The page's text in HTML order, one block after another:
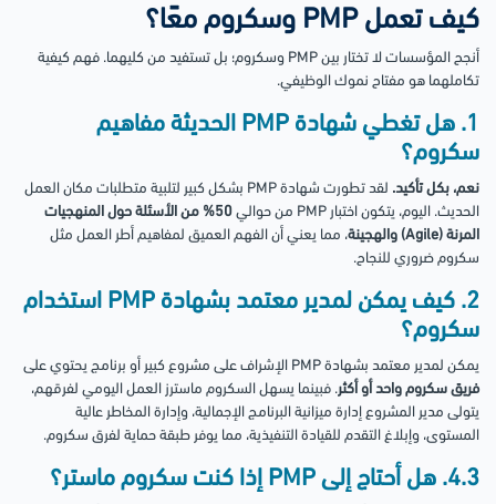
كيف تعمل PMP وسكروم معًا؟
أنجح المؤسسات لا تختار بين PMP وسكروم؛ بل تستفيد من كليهما. فهم كيفية
تكاملهما هو مفتاح نموك الوظيفي.
1. هل تغطي شهادة PMP الحديثة مفاهيم
سكروم؟
نعم، بكل تأكيد.
لقد تطورت شهادة PMP بشكل كبير لتلبية متطلبات مكان العمل
الحديث. اليوم، يتكون اختبار PMP من حوالي
50% من الأسئلة حول المنهجيات
المرنة (Agile) والهجينة
، مما يعني أن الفهم العميق لمفاهيم أطر العمل مثل
سكروم ضروري للنجاح.
2. كيف يمكن لمدير معتمد بشهادة PMP استخدام
سكروم؟
يمكن لمدير معتمد بشهادة PMP الإشراف على مشروع كبير أو برنامج يحتوي على
فريق سكروم واحد أو أكثر. فبينما يسهل السكروم ماسترز العمل اليومي لفرقهم،
يتولى مدير المشروع إدارة ميزانية البرنامج الإجمالية، وإدارة المخاطر عالية
المستوى، وإبلاغ التقدم للقيادة التنفيذية، مما يوفر طبقة حماية لفرق سكروم.
4.3. هل أحتاج إلى PMP إذا كنت سكروم ماستر؟